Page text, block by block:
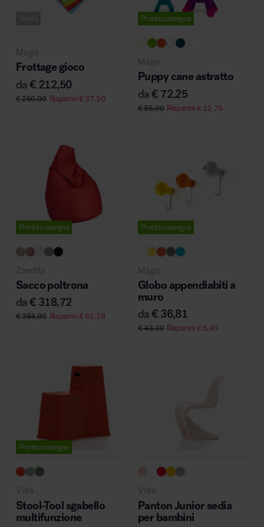
Magis
Frottage gioco
da€ 212,50
€250,00 Risparmi€37,50
Pronta consegna
Magis
Puppy cane astratto
da€ 72,25
€85,00 Risparmi €12,75
Pronta consegna
...
Zanotta
Sacco poltrona
da€ 318,72
€384,00 Risparmi€65,28
Pronta consegna
Magis
Globo appendiabiti a
muro
da€ 36,81
€43,30 Risparmi €6,49
Pronta consegna
Vitra
Stool-Tool sgabello
multifunzione
Vitra
Panton Junior sedia
per bambini